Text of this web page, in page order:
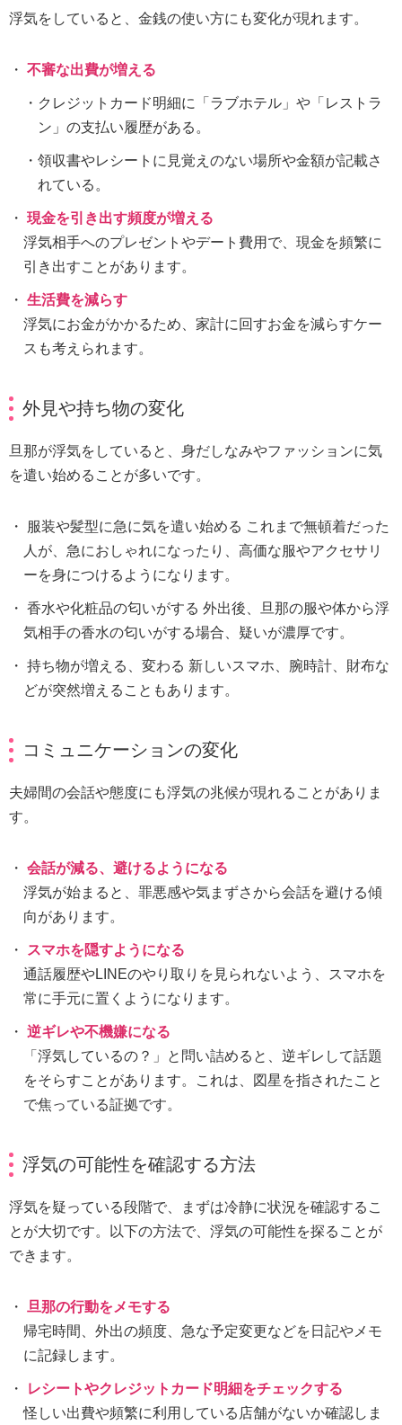
浮気をしていると、金銭の使い方にも変化が現れます。
不審な出費が増える
クレジットカード明細に「ラブホテル」や「レストラ
ン」の支払い履歴がある。
領収書やレシートに見覚えのない場所や金額が記載さ
れている。
現金を引き出す頻度が増える
浮気相手へのプレゼントやデート費用で、現金を頻繁に
引き出すことがあります。
生活費を減らす
浮気にお金がかかるため、家計に回すお金を減らすケー
スも考えられます。
外見や持ち物の変化
旦那が浮気をしていると、身だしなみやファッションに気
を遣い始めることが多いです。
服装や髪型に急に気を遣い始める これまで無頓着だった
人が、急におしゃれになったり、高価な服やアクセサリ
ーを身につけるようになります。
香水や化粧品の匂いがする 外出後、旦那の服や体から浮
気相手の香水の匂いがする場合、疑いが濃厚です。
持ち物が増える、変わる 新しいスマホ、腕時計、財布な
どが突然増えることもあります。
コミュニケーションの変化
夫婦間の会話や態度にも浮気の兆候が現れることがありま
す。
会話が減る、避けるようになる
浮気が始まると、罪悪感や気まずさから会話を避ける傾
向があります。
スマホを隠すようになる
通話履歴やLINEのやり取りを見られないよう、スマホを
常に手元に置くようになります。
逆ギレや不機嫌になる
「浮気しているの？」と問い詰めると、逆ギレして話題
をそらすことがあります。これは、図星を指されたこと
で焦っている証拠です。
浮気の可能性を確認する方法
浮気を疑っている段階で、まずは冷静に状況を確認するこ
とが大切です。以下の方法で、浮気の可能性を探ることが
できます。
旦那の行動をメモする
帰宅時間、外出の頻度、急な予定変更などを日記やメモ
に記録します。
レシートやクレジットカード明細をチェックする
怪しい出費や頻繁に利用している店舗がないか確認しま